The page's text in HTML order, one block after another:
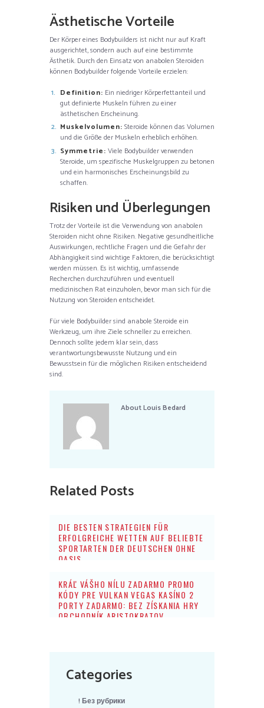
Ästhetische Vorteile
Der Körper eines Bodybuilders ist nicht nur auf Kraft
ausgerichtet, sondern auch auf eine bestimmte
Ästhetik. Durch den Einsatz von anabolen Steroiden
können Bodybuilder folgende Vorteile erzielen:
Definition: Ein niedriger Körperfettanteil und
gut definierte Muskeln führen zu einer
ästhetischen Erscheinung.
Muskelvolumen: Steroide können das Volumen
und die Größe der Muskeln erheblich erhöhen.
Symmetrie: Viele Bodybuilder verwenden
Steroide, um spezifische Muskelgruppen zu betonen
und ein harmonisches Erscheinungsbild zu
schaffen.
Risiken und Überlegungen
Trotz der Vorteile ist die Verwendung von anabolen
Steroiden nicht ohne Risiken. Negative gesundheitliche
Auswirkungen, rechtliche Fragen und die Gefahr der
Abhängigkeit sind wichtige Faktoren, die berücksichtigt
werden müssen. Es ist wichtig, umfassende
Recherchen durchzuführen und eventuell
medizinischen Rat einzuholen, bevor man sich für die
Nutzung von Steroiden entscheidet.
Für viele Bodybuilder sind anabole Steroide ein
Werkzeug, um ihre Ziele schneller zu erreichen.
Dennoch sollte jedem klar sein, dass
verantwortungsbewusste Nutzung und ein
Bewusstsein für die möglichen Risiken entscheidend
sind.
AboutLouis Bedard
Related Posts
DIE BESTEN STRATEGIEN FÜR
ERFOLGREICHE WETTEN AUF BELIEBTE
SPORTARTEN DER DEUTSCHEN OHNE
OASIS
KRÁĽ VÁŠHO NÍLU ZADARMO PROMO
KÓDY PRE VULKAN VEGAS KASÍNO 2
PORTY ZADARMO: BEZ ZÍSKANIA HRY
OBCHODNÍK ARISTOKRATOV
Categories
! Без рубрики